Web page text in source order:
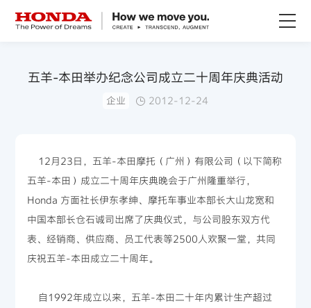
赛事运动
五羊-本田举办纪念公司成立二十周年庆典活动
企业 2012-12-24
12月23日，五羊-本田摩托（广州）有限公司（以下简称
五羊-本田）成立二十周年庆典晚会于广州隆重举行，
Honda 方面社长伊东孝绅、摩托车事业本部长大山龙宽和
中国本部长仓石诚司出席了庆典仪式，与公司股东双方代
表、经销商、供应商、员工代表等2500人欢聚一堂，共同
庆祝五羊-本田成立二十周年。
自1992年成立以来，五羊-本田二十年内累计生产超过